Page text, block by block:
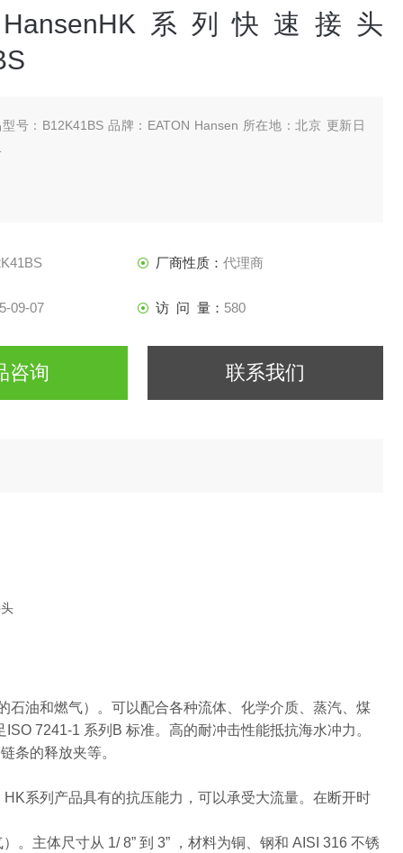
HansenHK系列快速接头
型号：B12K41BS 品牌：EATON Hansen 所在地：北京 更新日
厂商性质： 代理商
09-07 访 问 量： 580
咨询 联系我们
石油和燃气）。可以配合各种流体、化学介质、蒸汽、煤
7241-1 系列B 标准。高的耐冲击性能抵抗海水冲力。
条的释放夹等。
系列产品具有的抗压能力，可以承受大流量。在断开时
。主体尺寸从 1/ 8” 到 3” ，材料为铜、钢和 AISI 316 不锈